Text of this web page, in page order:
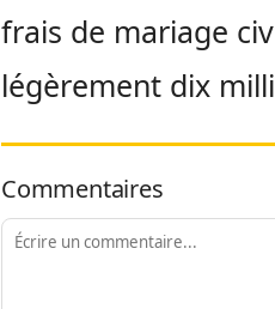
frais de mariage
légèrement dix
Commentaires